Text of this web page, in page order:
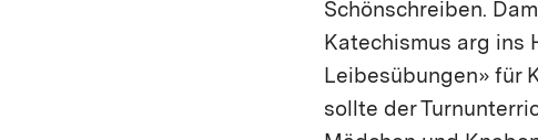
Schönschreiben.
Katechismus arg ins
Leibesübungen» für
sollte der